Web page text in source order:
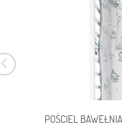
POŚCIEL